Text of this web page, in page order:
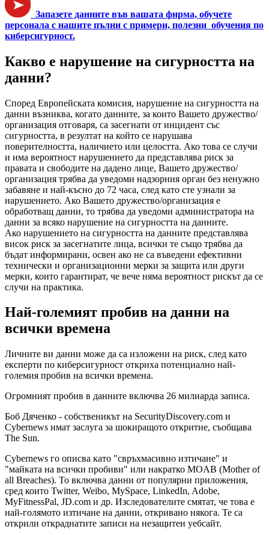
Запазете данните във вашата фирма, обучете
персонала с нашите пълни с примери, полезни обучения по
киберсигурност.
Какво е нарушение на сигурността на
данни?
Според Европейската комисия, нарушение на сигурността на
данни възниква, когато данните, за които Вашето дружество/
организация отговаря, са засегнати от инцидент със
сигурността, в резултат на който се нарушава
поверителността, наличието или целостта. Ако това се случи
и има вероятност нарушението да представлява риск за
правата и свободите на дадено лице, Вашето дружество/
организация трябва да уведоми надзорния орган без ненужно
забавяне и най-късно до 72 часа, след като сте узнали за
нарушението. Ако Вашето дружество/организация е
обработващ данни, то трябва да уведоми администратора на
данни за всяко нарушение на сигурността на данните.
Ако нарушението на сигурността на данните представлява
висок риск за засегнатите лица, всички те също трябва да
бъдат информирани, освен ако не са въведени ефективни
технически и организационни мерки за защита или други
мерки, които гарантират, че вече няма вероятност рискът да се
случи на практика.
Най-големият пробив на данни на
всички времена
Личните ви данни може да са изложени на риск, след като
експерти по киберсигурност откриха потенциално най-
големия пробив на всички времена.
Огромният пробив в данните включва 26 милиарда записа.
Боб Дяченко - собственикът на SecurityDiscovery.com и
Cybernews имат заслуга за шокиращото откритие, съобщава
The Sun.
Cybernews го описва като "свръхмасивно изтичане" и
"майката на всички пробиви" или накратко MOAB (Mother of
all Breaches). То включва данни от популярни приложения,
сред които Twitter, Weibo, MySpace, LinkedIn, Adobe,
MyFitnessPal, JD.com и др. Изследователите смятат, че това е
най-голямото изтичане на данни, откривано някога. Те са
открили откраднатите записи на незащитен уебсайт.